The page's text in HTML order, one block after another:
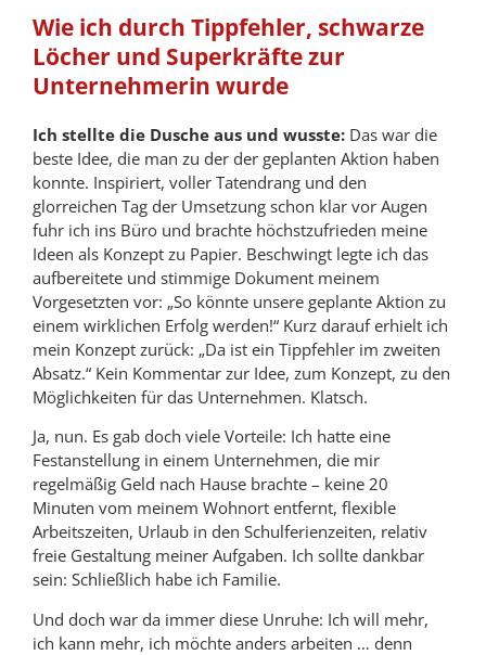
Wie ich durch Tippfehler, schwarze
Löcher und Superkräfte zur
Unternehmerin wurde
Ich stellte die Dusche aus und wusste: Das war die
beste Idee, die man zu der der geplanten Aktion haben
konnte. Inspiriert, voller Tatendrang und den
glorreichen Tag der Umsetzung schon klar vor Augen
fuhr ich ins Büro und brachte höchstzufrieden meine
Ideen als Konzept zu Papier. Beschwingt legte ich das
aufbereitete und stimmige Dokument meinem
Vorgesetzten vor: „So könnte unsere geplante Aktion zu
einem wirklichen Erfolg werden!“ Kurz darauf erhielt ich
mein Konzept zurück: „Da ist ein Tippfehler im zweiten
Absatz.“ Kein Kommentar zur Idee, zum Konzept, zu den
Möglichkeiten für das Unternehmen. Klatsch.
Ja, nun. Es gab doch viele Vorteile: Ich hatte eine
Festanstellung in einem Unternehmen, die mir
regelmäßig Geld nach Hause brachte – keine 20
Minuten vom meinem Wohnort entfernt, flexible
Arbeitszeiten, Urlaub in den Schulferienzeiten, relativ
freie Gestaltung meiner Aufgaben. Ich sollte dankbar
sein: Schließlich habe ich Familie.
Und doch war da immer diese Unruhe: Ich will mehr,
ich kann mehr, ich möchte anders arbeiten … denn